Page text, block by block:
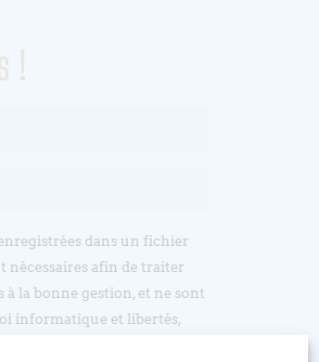
!
dans un fichier
nécessaires afin de traiter
la bonne gestion, et ne sont
informatique et libertés,
rectification, en écrivant par